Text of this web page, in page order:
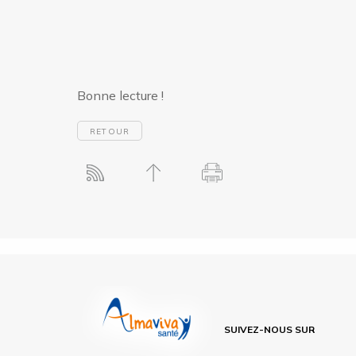
Bonne lecture !
RETOUR
SUIVEZ-NOUS SUR